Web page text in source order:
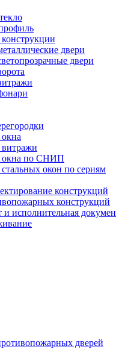
двери
двери
витражи
окна по СНИП
окон по сериям
конструкций
конструкций
и исполнительная
дверей